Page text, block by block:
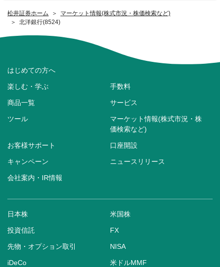
松井証券ホーム
マーケット情報(株式市況・株価検索など)
北洋銀行(8524)
はじめての方へ
楽しむ・学ぶ 手数料
商品一覧 サービス
ツール
マーケット情報(株式市況・株
価検索など)
お客様サポート 口座開設
キャンペーン ニュースリリース
会社案内・IR情報
日本株 米国株
投資信託 FX
先物・オプション取引 NISA
iDeCo 米ドルMMF